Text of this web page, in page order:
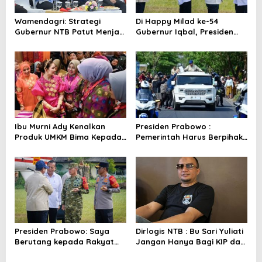
o
s
Wamendagri: Strategi
Gubernur NTB Patut Menjadi
Indonesia
Di Happy Milad ke-54
Gubernur Iqbal, Presiden
Ibu Murni Ady Kenalkan
Produk UMKM Bima Kepada
Presiden Prabowo :
Pemerintah Harus Berpihak
Presiden Prabowo: Saya
Berutang kepada Rakyat
Dirlogis NTB : Bu Sari Yuliati
Jangan Hanya Bagi KIP dan